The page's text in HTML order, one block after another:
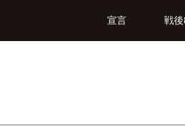
宣言 戦